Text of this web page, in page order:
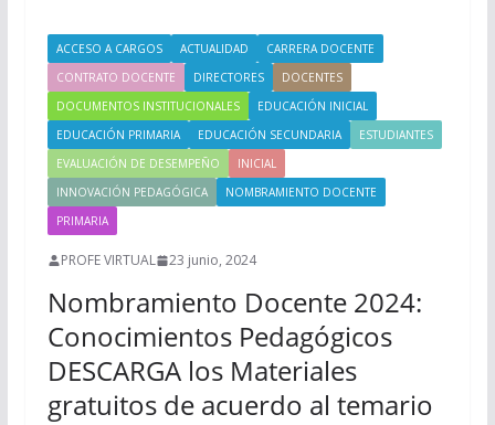
ACCESO A CARGOS ACTUALIDAD
CARRERA DOCENTE
CONTRATO DOCENTE
DIRECTORES
DOCENTES
DOCUMENTOS INSTITUCIONALES
EDUCACIÓN INICIAL
EDUCACIÓN PRIMARIA
EDUCACIÓN SECUNDARIA
ESTUDIANTES
EVALUACIÓN DE DESEMPEÑO
INICIAL
INNOVACIÓN PEDAGÓGICA
NOMBRAMIENTO DOCENTE
PRIMARIA
PROFE VIRTUAL 23 junio, 2024
Nombramiento Docente 2024:
Conocimientos Pedagógicos
DESCARGA los Materiales
gratuitos de acuerdo al temario